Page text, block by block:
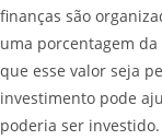
finanças são
uma porcentagem
que esse valor seja
investimento pode
poderia ser